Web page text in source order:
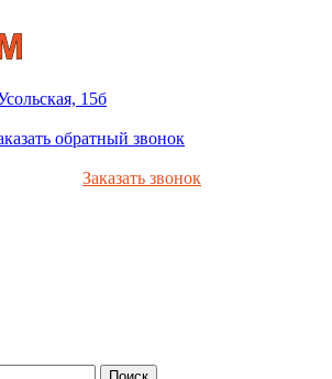
15б
обратный звонок
Заказать звонок